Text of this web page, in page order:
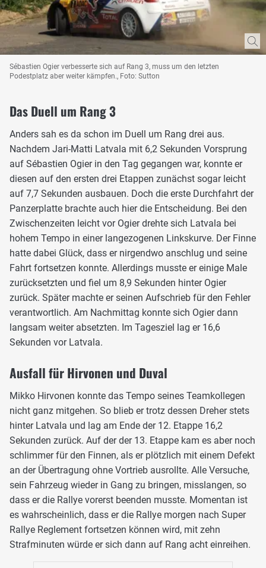
Sébastien Ogier verbesserte sich auf Rang 3, muss um den letzten
Podestplatz aber weiter kämpfen., Foto: Sutton
Das Duell um Rang 3
Anders sah es da schon im Duell um Rang drei aus.
Nachdem Jari-Matti Latvala mit 6,2 Sekunden Vorsprung
auf Sébastien Ogier in den Tag gegangen war, konnte er
diesen auf den ersten drei Etappen zunächst sogar leicht
auf 7,7 Sekunden ausbauen. Doch die erste Durchfahrt der
Panzerplatte brachte auch hier die Entscheidung. Bei den
Zwischenzeiten leicht vor Ogier drehte sich Latvala bei
hohem Tempo in einer langezogenen Linkskurve. Der Finne
hatte dabei Glück, dass er nirgendwo anschlug und seine
Fahrt fortsetzen konnte. Allerdings musste er einige Male
zurücksetzten und fiel um 8,9 Sekunden hinter Ogier
zurück. Später machte er seinen Aufschrieb für den Fehler
verantwortlich. Am Nachmittag konnte sich Ogier dann
langsam weiter absetzten. Im Tagesziel lag er 16,6
Sekunden vor Latvala.
Ausfall für Hirvonen und Duval
Mikko Hirvonen konnte das Tempo seines Teamkollegen
nicht ganz mitgehen. So blieb er trotz dessen Dreher stets
hinter Latvala und lag am Ende der 12. Etappe 16,2
Sekunden zurück. Auf der der 13. Etappe kam es aber noch
schlimmer für den Finnen, als er plötzlich mit einem Defekt
an der Übertragung ohne Vortrieb ausrollte. Alle Versuche,
sein Fahrzeug wieder in Gang zu bringen, misslangen, so
dass er die Rallye vorerst beenden musste. Momentan ist
es wahrscheinlich, dass er die Rallye morgen nach Super
Rallye Reglement fortsetzen können wird, mit zehn
Strafminuten würde er sich dann auf Rang acht einreihen.